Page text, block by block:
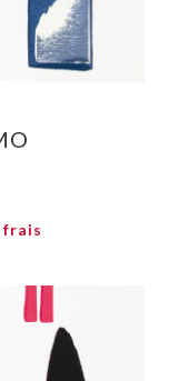
frais